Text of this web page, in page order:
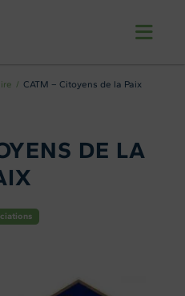
CATM – Citoyens de la Paix
DE LA